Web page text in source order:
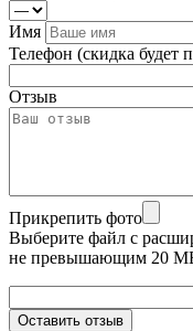
Имя
Телефон (скидка будет
Отзыв
Прикрепить фото
Выберите файл с
не превышающим 20
Оставить отзыв